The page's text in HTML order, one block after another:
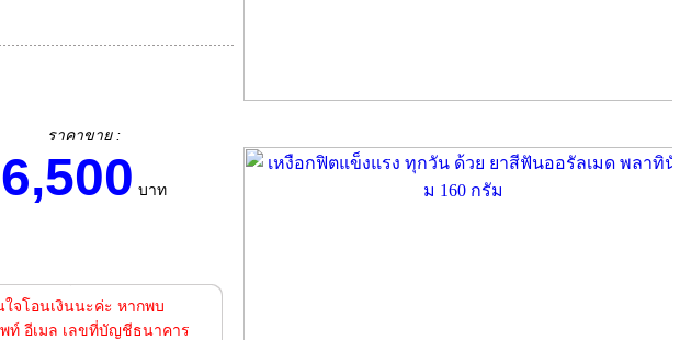
ราคาขาย :
6,500 บาท
จโอนเงินนะค่ะ หากพบ
ท์ อีเมล เลขที่บัญชีธนาคาร